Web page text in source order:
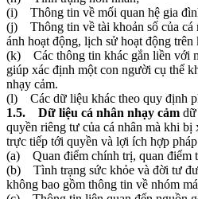
(i) Thông tin về mối quan hệ gia
(j) Thông tin về tài khoản số của cá
ánh hoạt động, lịch sử hoạt động trên
(k) Các thông tin khác gắn liền với
giúp xác định một con người cụ thể
nhạy cảm.
(l) Các dữ liệu khác theo quy định
1.5. Dữ liệu cá nhân nhạy cảm dữ
quyền riêng tư của cá nhân mà khi bị
trực tiếp tới quyền và lợi ích hợp
(a) Quan điểm chính trị, quan điểm
(b) Tình trạng sức khỏe và đời tư
không bao gồm thông tin về nhóm